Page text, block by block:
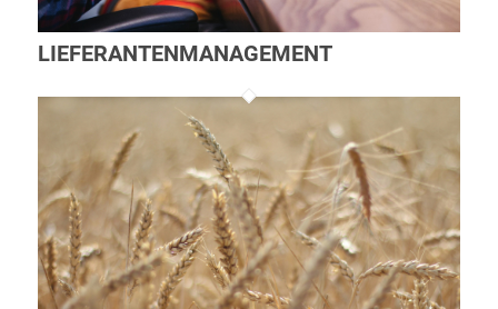
LIEFERANTENMANAGEMENT